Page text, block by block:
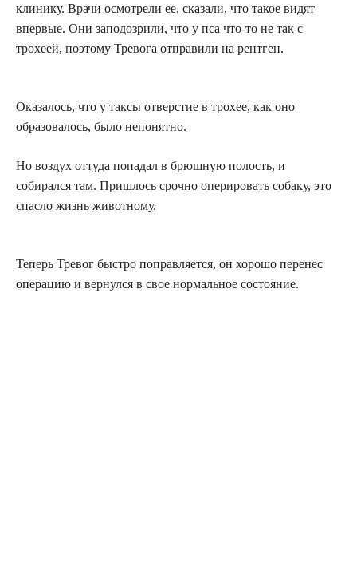
клинику. Врачи осмотрели ее, сказали, что такое видят
впервые. Они заподозрили, что у пса что-то не так с
трохеей, поэтому Тревога отправили на рентген.
Оказалось, что у таксы отверстие в трохее, как оно
образовалось, было непонятно.
Но воздух оттуда попадал в брюшную полость, и
собирался там. Пришлось срочно оперировать собаку, это
спасло жизнь животному.
Теперь Тревог быстро поправляется, он хорошо перенес
операцию и вернулся в свое нормальное состояние.